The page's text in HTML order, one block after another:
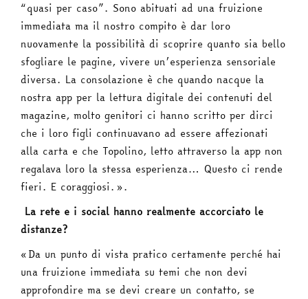
“quasi per caso”. Sono abituati ad una fruizione
immediata ma il nostro compito è dar loro
nuovamente la possibilità di scoprire quanto sia bello
sfogliare le pagine, vivere un’esperienza sensoriale
diversa. La consolazione è che quando nacque la
nostra app per la lettura digitale dei contenuti del
magazine, molto genitori ci hanno scritto per dirci
che i loro figli continuavano ad essere affezionati
alla carta e che Topolino, letto attraverso la app non
regalava loro la stessa esperienza… Questo ci rende
fieri. E coraggiosi.».
La rete e i social hanno realmente accorciato le
distanze?
«Da un punto di vista pratico certamente perché hai
una fruizione immediata su temi che non devi
approfondire ma se devi creare un contatto, se